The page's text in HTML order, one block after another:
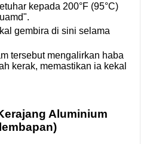
kepada 200°F (95°C)
gembira di sini selama
tersebut mengalirkan haba
kerak, memastikan ia kekal
Aluminium